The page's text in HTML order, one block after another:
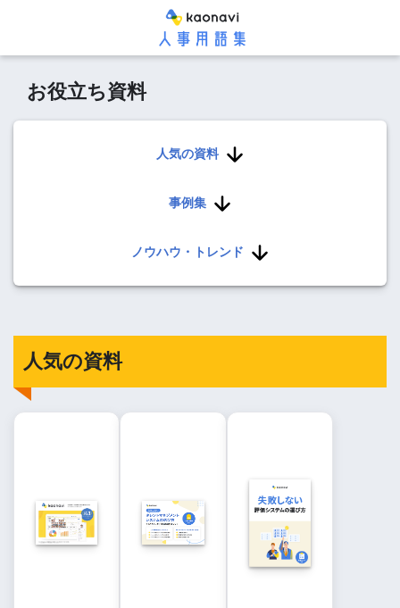
お役立ち資料
人気の資料
事例集
ノウハウ・トレンド
人気の資料